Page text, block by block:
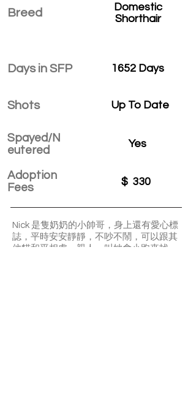
Breed
Days in SFP
Shots
Spayed/N
eutered
Adoption
Fees
Domestic
Shorthair
1652 Days
Up To Date
Yes
$ 330
Nick 是隻奶奶的小帥哥，身上還有愛心標
誌，平時安安靜靜，不吵不鬧，可以跟其
他貓和平相處，親人，叫她會小跑來找